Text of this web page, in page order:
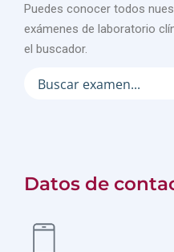
Puedes conocer todos
exámenes de laboratorio
el buscador.
Datos de